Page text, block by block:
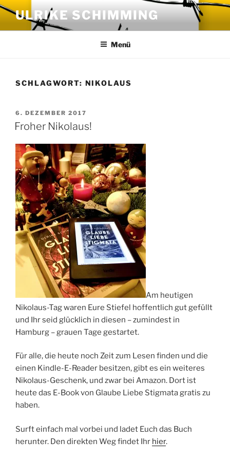
Zum
Inhalt
springen
ULRIKE SCHIMMING
Menü
SCHLAGWORT: NIKOLAUS
VERÖFFENTLICHT
AM
6. DEZEMBER 2017
Froher Nikolaus!
Am heutigen
Nikolaus-Tag waren Eure Stiefel hoffentlich gut gefüllt
und Ihr seid glücklich in diesen – zumindest in
Hamburg – grauen Tage gestartet.
Für alle, die heute noch Zeit zum Lesen finden und die
einen Kindle-E-Reader besitzen, gibt es ein weiteres
Nikolaus-Geschenk, und zwar bei Amazon. Dort ist
heute das E-Book von Glaube Liebe Stigmata gratis zu
haben.
Surft einfach mal vorbei und ladet Euch das Buch
herunter. Den direkten Weg findet Ihr hier.